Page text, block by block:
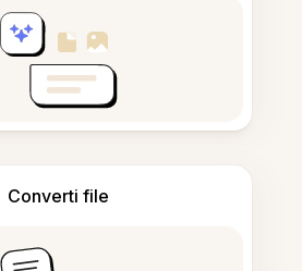
Converti file